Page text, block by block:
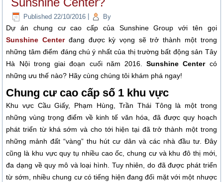
Published 22/10/2016 By
Dự án chung cư cao cấp của Sunshine Group với tên gọi
Sunshine Centerđang được kỳ vọng sẽ trở thành một trong
những tâm điểm đáng chú ý nhất của thị trường bất động sản Tây
Hà Nội trong giai đoạn cuối năm 2016.Sunshine Centercó
những ưu thế nào? Hãy cùng chúng tôi khám phá ngay!
Chung cư cao cấp số 1 khu vực
Khu vực Cầu Giấy, Phạm Hùng, Trần Thái Tông là một trong
những vùng trọng điểm về kinh tế văn hóa, đã được quy hoạch
phát triển từ khá sớm và cho tới hiện tại đã trở thành một trong
những mảnh đất “vàng” thu hút cư dân và các nhà đầu tư. Đây
cũng là khu vực quy tụ nhiều cao ốc, chung cư và khu đô thị mới,
đa dạng về quy mô và loại hình. Tuy nhiên, do đã được phát triển
từ sớm, nhiều chung cư có tiếng hiện đang đối mặt với một nhược